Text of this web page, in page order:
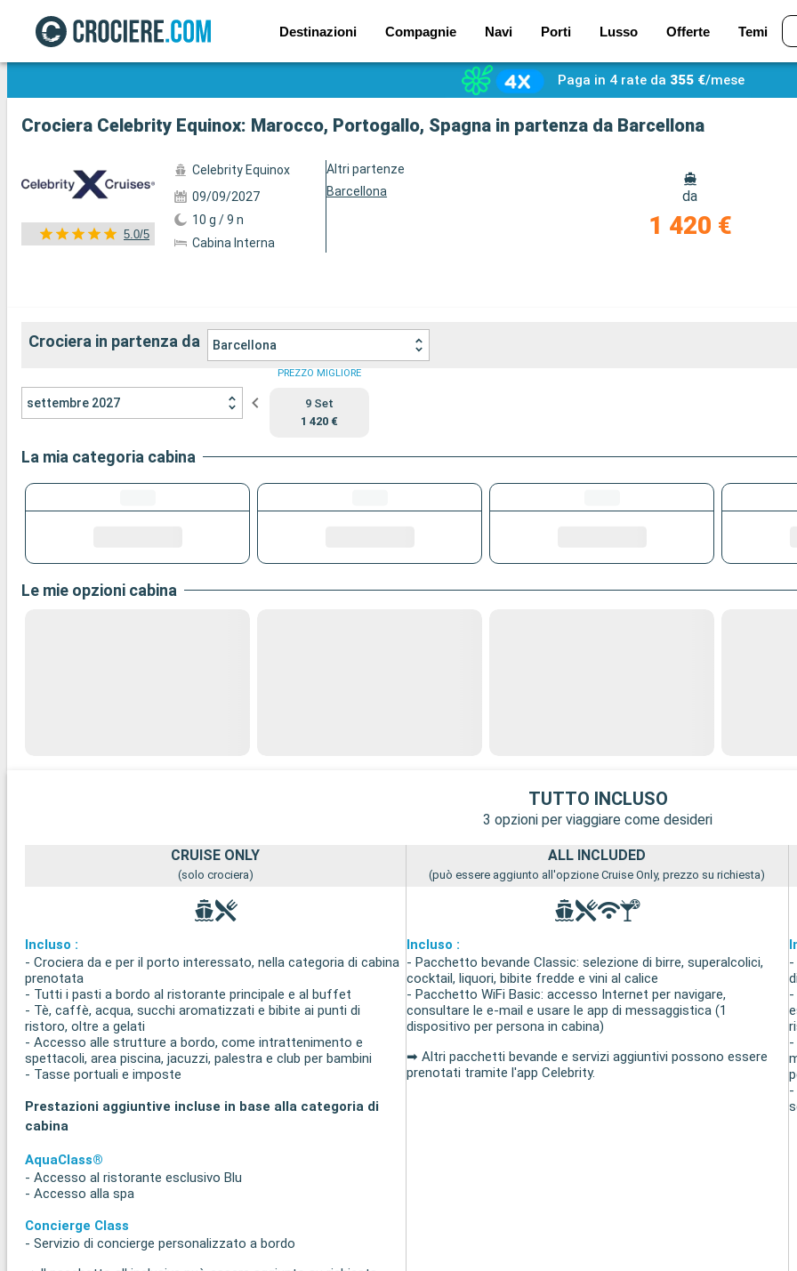
Destinazioni Compagnie Navi Porti Lusso Offerte Temi
Mostra le altre 59 foto
Paga in 4 rate da 355 €/mese
Crociera Celebrity Equinox: Marocco, Portogallo, Spagna in partenza da Barcellona
5.0/5
Celebrity Equinox
09/09/2027
10 g / 9 n
Cabina Interna
Altri partenze
Barcellona
da
1 420 €
Crociera in partenza da Barcellona
settembre 2027
PREZZO MIGLIORE
9 Set
1 420 €
La mia categoria cabina
Le mie opzioni cabina
TUTTO INCLUSO
3 opzioni per viaggiare come desideri
CRUISE ONLY
(solo crociera)
Incluso :
- Crociera da e per il porto interessato, nella categoria di cabina
prenotata
- Tutti i pasti a bordo al ristorante principale e al buffet
- Tè, caffè, acqua, succhi aromatizzati e bibite ai punti di
ristoro, oltre a gelati
- Accesso alle strutture a bordo, come intrattenimento e
spettacoli, area piscina, jacuzzi, palestra e club per bambini
- Tasse portuali e imposte
Prestazioni aggiuntive incluse in base alla categoria di
cabina
AquaClass®
- Accesso al ristorante esclusivo Blu
- Accesso alla spa
Concierge Class
- Servizio di concierge personalizzato a bordo
ALL INCLUDED
(può essere aggiunto all'opzione Cruise Only, prezzo su richiesta)
Incluso :
- Pacchetto bevande Classic: selezione di birre, superalcolici,
cocktail, liquori, bibite fredde e vini al calice
- Pacchetto WiFi Basic: accesso Internet per navigare,
consultare le e-mail e usare le app di messaggistica (1
dispositivo per persona in cabina)
➡ Altri pacchetti bevande e servizi aggiuntivi possono essere
prenotati tramite l'app Celebrity.
-
-
-
-